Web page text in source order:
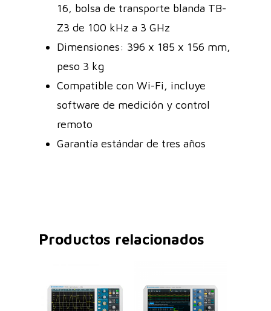
16, bolsa de transporte blanda TB-
Z3 de 100 kHz a 3 GHz
Dimensiones: 396 x 185 x 156 mm,
peso 3 kg
Compatible con Wi-Fi, incluye
software de medición y control
remoto
Garantía estándar de tres años
Productos relacionados